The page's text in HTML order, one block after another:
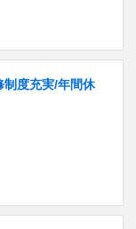
制度充実/年間休